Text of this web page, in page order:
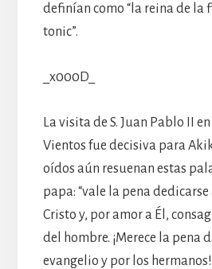
definían como “la reina de la
tonic”.
_x000D_
La visita de S. Juan Pablo II
Vientos fue decisiva para
oídos aún resuenan estas
papa: “vale la pena dedicarse
Cristo y, por amor a Él,
del hombre. ¡Merece la pena
evangelio y por los